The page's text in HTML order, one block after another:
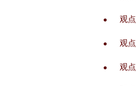
观
观
观